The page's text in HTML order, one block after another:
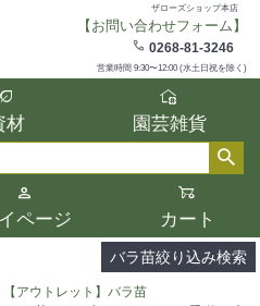
ザローズショップ本店
【お問い合わせフォーム】
0268-81-3246
営業時間 9:30〜12:00 (水土日祝を除く)
材 園芸雑貨
ページ カート
バラ苗絞り込み検索
を選択して絞り込み検索が可能
全てに該当する品種のみ検索
れます。
ラー、ブランドなどは1つずつ選
い。
【アウトレット】バラ苗